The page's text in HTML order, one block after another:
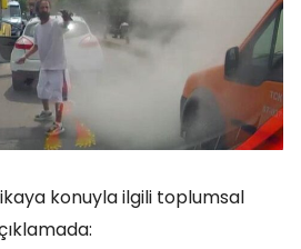
konuyla ilgili toplumsal